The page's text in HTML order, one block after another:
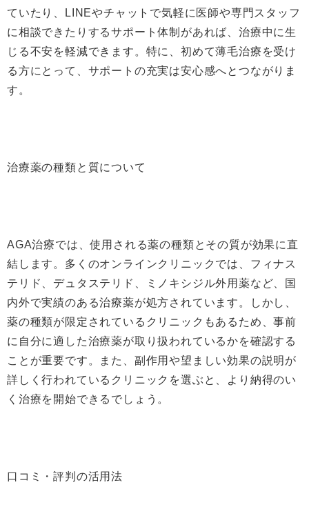
ていたり、LINEやチャットで気軽に医師や専門スタッフ
に相談できたりするサポート体制があれば、治療中に生
じる不安を軽減できます。特に、初めて薄毛治療を受け
る方にとって、サポートの充実は安心感へとつながりま
す。
治療薬の種類と質について
AGA治療では、使用される薬の種類とその質が効果に直
結します。多くのオンラインクリニックでは、フィナス
テリド、デュタステリド、ミノキシジル外用薬など、国
内外で実績のある治療薬が処方されています。しかし、
薬の種類が限定されているクリニックもあるため、事前
に自分に適した治療薬が取り扱われているかを確認する
ことが重要です。また、副作用や望ましい効果の説明が
詳しく行われているクリニックを選ぶと、より納得のい
く治療を開始できるでしょう。
口コミ・評判の活用法